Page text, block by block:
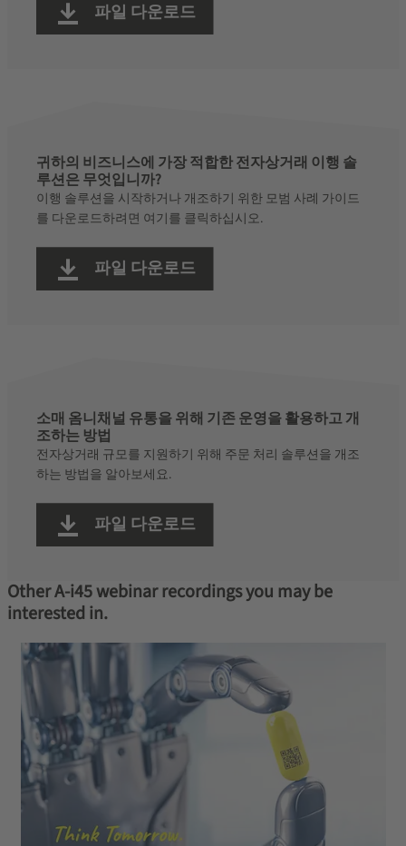
파일 다운로드
귀하의 비즈니스에 가장 적합한 전자상거래 이행 솔
루션은 무엇입니까?
이행 솔루션을 시작하거나 개조하기 위한 모범 사례 가이드
를 다운로드하려면 여기를 클릭하십시오.
파일 다운로드
소매 옴니채널 유통을 위해 기존 운영을 활용하고 개
조하는 방법
전자상거래 규모를 지원하기 위해 주문 처리 솔루션을 개조
하는 방법을 알아보세요.
파일 다운로드
Other A-i45 webinar recordings you may be
interested in.